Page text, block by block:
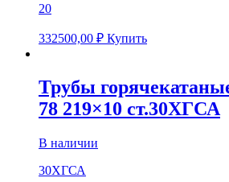
20
332500,00 ₽ Купить
Трубы
78 219×10 ст.30ХГСА
В наличии
30ХГСА